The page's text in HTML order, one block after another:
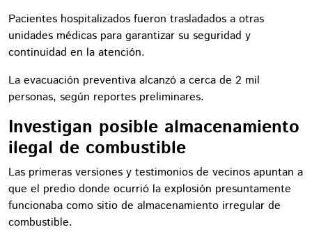
Pacientes hospitalizados fueron trasladados a otras
unidades médicas para garantizar su seguridad y
continuidad en la atención.
La evacuación preventiva alcanzó a cerca de 2 mil
personas, según reportes preliminares.
Investigan posible almacenamiento
ilegal de combustible
Las primeras versiones y testimonios de vecinos apuntan a
que el predio donde ocurrió la explosión presuntamente
funcionaba como sitio de almacenamiento irregular de
combustible.